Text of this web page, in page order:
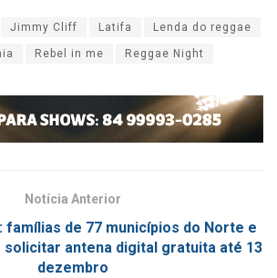
Jimmy Cliff Latifa Lenda do reggae
Rebel in me Reggae Night
Notícia Anterior
famílias de 77 municípios do Norte e
solicitar antena digital gratuita até 13
dezembro